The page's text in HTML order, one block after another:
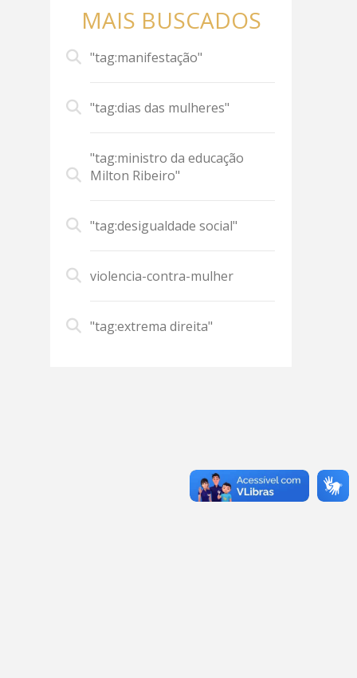
MAIS BUSCADOS
"tag:manifestação"
"tag:dias das mulheres"
"tag:ministro da educação
Milton Ribeiro"
"tag:desigualdade social"
violencia-contra-mulher
"tag:extrema direita"